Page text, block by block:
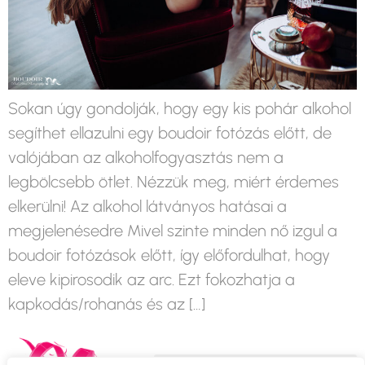
Sokan úgy gondolják, hogy egy kis pohár alkohol
segíthet ellazulni egy boudoir fotózás előtt, de
valójában az alkoholfogyasztás nem a
legbölcsebb ötlet. Nézzük meg, miért érdemes
elkerülni! Az alkohol látványos hatásai a
megjelenésedre Mivel szinte minden nő izgul a
boudoir fotózások előtt, így előfordulhat, hogy
eleve kipirosodik az arc. Ezt fokozhatja a
kapkodás/rohanás és az […]